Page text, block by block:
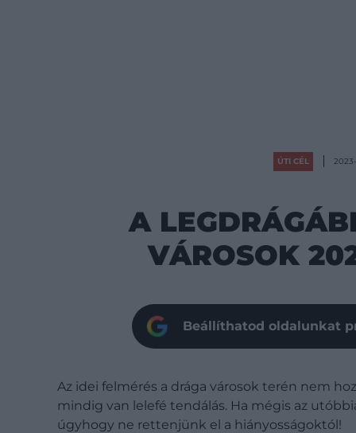
ÚTI CÉL
A
VÁROSOK
Beállíthatod oldalunkat
Az idei felmérés a drága városok terén nem
mindig van lelefé tendálás. Ha mégis az
úgyhogy ne rettenjünk el a hiányosságoktól!